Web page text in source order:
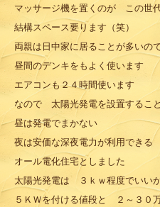
マッサージ機を置くのが この世
結構スペース要ります（笑）
両親は日中家に居ることが多いの
昼間のデンキをもよく使います
エアコンも２４時間使います
なので 太陽光発電を設置するこ
昼は発電でまかない
夜は安価な深夜電力が利用できる
オール電化住宅としました
太陽光発電は ３ｋｗ程度でいい
５ＫＷを付ける値段と ２～３０